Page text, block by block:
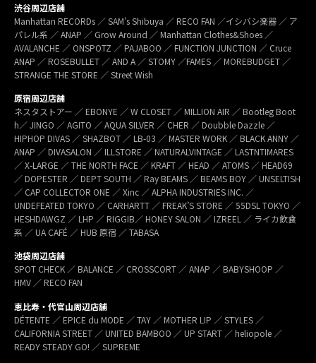
渋谷周辺店舗
Manhattan RECORDs ／ SAM’s Shibuya ／ RECO FAN ／イシバシ楽器 ／ ア
パレル系 ／ ANAP ／ Grow Around ／ Manhattan Clothes&Shoes ／
AVALANCHE ／ ONSPOTZ ／ PAJABOO ／ FUNCTION JUNCTION ／ Cruce
ANAP ／ ROSEBULLET ／ AND A ／ STOMY ／FAMES ／ MOREBUDGET ／
STRANGE THE STORE ／ Street Wish
原宿周辺店舗
ネスタストアー ／ EBONYE ／ W CLOSET ／ MILLION AIR ／ Bootleg Boot
h／ JINGO ／ AGITO ／ AQUA SILVER ／ CHER ／ Doubble Dazzle ／
HIPHOP DIVAS ／ SHAZBOT ／ LB-03 ／ MASTER WORK ／ BLACK ANNY ／
ANAP ／ DIVASALON ／ ILLSTORE ／ NATURALVINTAGE ／ LASTNTIMARES
／ X-LARGE ／ THE NORTH FACE ／ KRAFT ／ HEAD ／ ATOMS ／ HEAD69
／ DOPESTER ／ DEPT SOUTH ／ Ray BEAMS ／ BEAMS BOY ／ UNSELTISH
／ CAP COLLECTOR ONE ／ Xinc ／ ALPHA INDUSTRIES INC. ／
UNDEFEATED TOKYO ／ CARHARTT ／ FREAK’S STORE ／ 55DSL TOKYO ／
HESHDAWGZ ／ LHP ／ RIGGIB／ HONEY SALON ／ IZREEL ／ ライカ飲食
系 ／ UA CAFÉ ／ HUB 原宿 ／ TABASA
池袋周辺店舗
SPOT CHECK ／ BALANCE ／ CROSSCORT ／ ANAP ／ BABYSHOOP ／
HMV ／ RECO FAN
恵比寿・代官山周辺店舗
DÉTENTE ／ EPICE du MODE ／ TAY ／ MOTHER LIP ／ STYLES ／
CALIFORNIA STREET ／ UNITED BAMBOO ／ UP START ／ heliopole ／
READY STEADY GO! ／ SUPREME